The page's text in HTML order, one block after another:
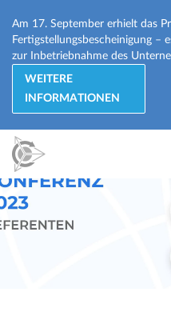
Am 17. September erhielt das
Fertigstellungsbescheinigung –
zur Inbetriebnahme des
WEITERE
INFORMATIONEN